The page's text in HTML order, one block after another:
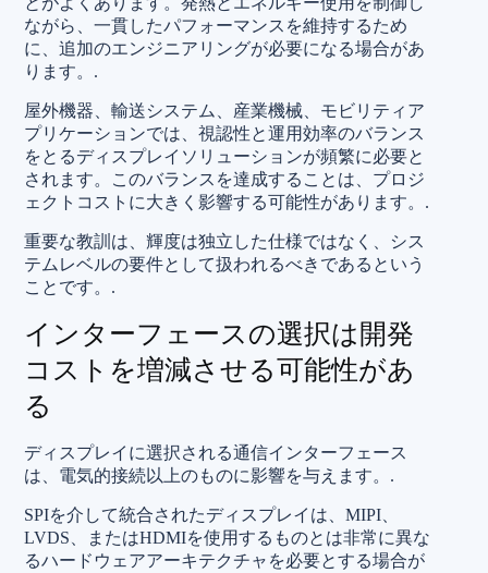
ながら、一貫したパフォーマンスを維持するため
に、追加のエンジニアリングが必要になる場合があ
ります。.
屋外機器、輸送システム、産業機械、モビリティア
プリケーションでは、視認性と運用効率のバランス
をとるディスプレイソリューションが頻繁に必要と
されます。このバランスを達成することは、プロジ
ェクトコストに大きく影響する可能性があります。.
重要な教訓は、輝度は独立した仕様ではなく、シス
テムレベルの要件として扱われるべきであるという
ことです。.
インターフェースの選択は開発
コストを増減させる可能性があ
る
ディスプレイに選択される通信インターフェース
は、電気的接続以上のものに影響を与えます。.
SPIを介して統合されたディスプレイは、MIPI、
LVDS、またはHDMIを使用するものとは非常に異な
るハードウェアアーキテクチャを必要とする場合が